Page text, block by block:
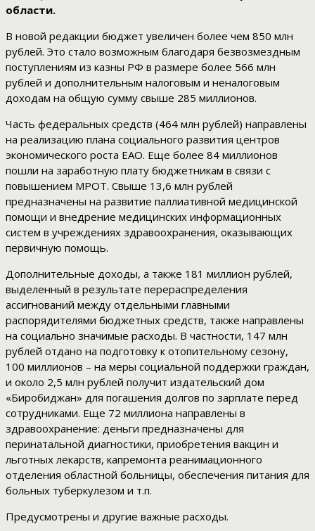
области.
В новой редакции бюджет увеличен более чем 850 млн
рублей. Это стало возможным благодаря безвозмездным
поступлениям из казны РФ в размере более 566 млн
рублей и дополнительным налоговым и неналоговым
доходам на общую сумму свыше 285 миллионов.
Часть федеральных средств (464 млн рублей) направлены
на реализацию плана социального развития центров
экономического роста ЕАО. Еще более 84 миллионов
пошли на заработную плату бюджетникам в связи с
повышением МРОТ. Свыше 13,6 млн рублей
предназначены на развитие паллиативной медицинской
помощи и внедрение медицинских информационных
систем в учреждениях здравоохранения, оказывающих
первичную помощь.
Дополнительные доходы, а также 181 миллион рублей,
выделенный в результате перераспределения
ассигнований между отдельными главными
распорядителями бюджетных средств, также направлены
на социально значимые расходы. В частности, 147 млн
рублей отдано на подготовку к отопительному сезону,
100 миллионов – на меры социальной поддержки граждан,
и около 2,5 млн рублей получит издательский дом
«Биробиджан» для погашения долгов по зарплате перед
сотрудниками. Еще 72 миллиона направлены в
здравоохранение: деньги предназначены для
перинатальной диагностики, приобретения вакцин и
льготных лекарств, капремонта реанимационного
отделения областной больницы, обеспечения питания для
больных туберкулезом и т.п.
Предусмотрены и другие важные расходы.